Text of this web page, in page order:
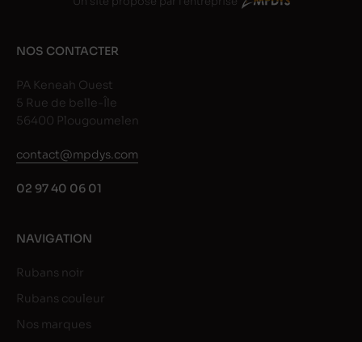
NOS CONTACTER
PA Keneah Ouest
5 Rue de belle-Île
56400 Plougoumelen
contact@mpdys.com
02 97 40 06 01
NAVIGATION
Rubans noir
Rubans couleur
Nos marques